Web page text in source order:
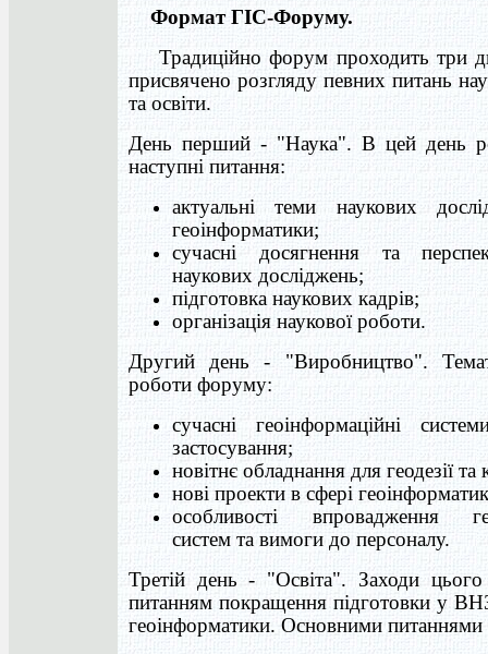
Формат ГІС-Форуму.
Традиційно форум проходить три
присвячено розгляду певних питань
та освіти.
День перший - "Наука". В цей день
наступні питання:
актуальні теми наукових
геоінформатики;
сучасні досягнення та
наукових досліджень;
підготовка наукових кадрів;
організація наукової роботи.
Другий день - "Виробництво".
роботи форуму:
сучасні геоінформаційні
застосування;
новітнє обладнання для геодезії та
нові проекти в сфері
особливості впровадження
систем та вимоги до персоналу.
Третій день - "Освіта". Заходи цього
питанням покращення підготовки у
геоінформатики. Основними питаннями